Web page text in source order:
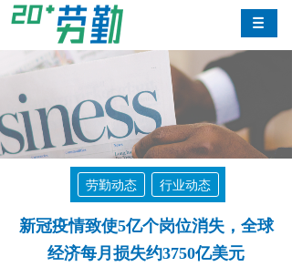
劳勤动态 行业动态
新冠疫情致使5亿个岗位消失，全球
经济每月损失约3750亿美元